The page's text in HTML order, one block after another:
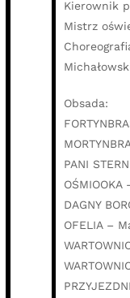
Kierownik
Mistrz
Obsada:
PANI
OŚMIOOKA
DAGNY
OFELIA –